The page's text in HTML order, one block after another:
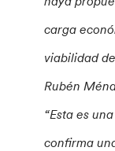
carga
viabilidad
Rubén
“Esta es
confirma